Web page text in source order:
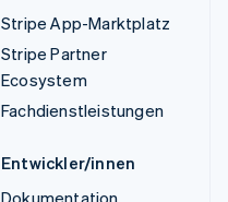
Stripe App-Marktplatz
Stripe Partner
Ecosystem
Fachdienstleistungen
Entwickler/innen
Dokumentation